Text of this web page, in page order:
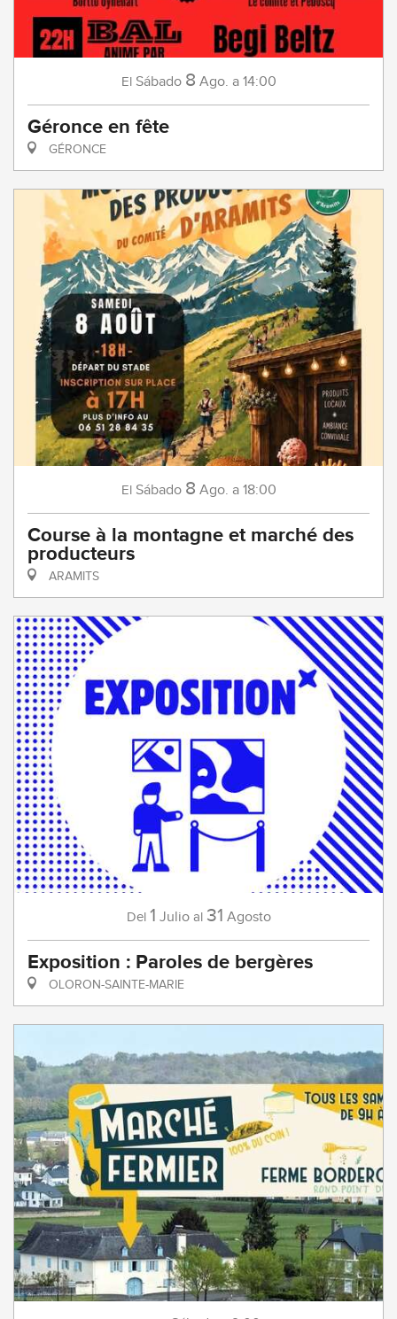
El Sábado 8 Ago. a 14:00
Géronce en fête
GÉRONCE
El Sábado 8 Ago. a 18:00
Course à la montagne et marché des
producteurs
ARAMITS
Del 1 Julio al 31 Agosto
Exposition : Paroles de bergères
OLORON-SAINTE-MARIE